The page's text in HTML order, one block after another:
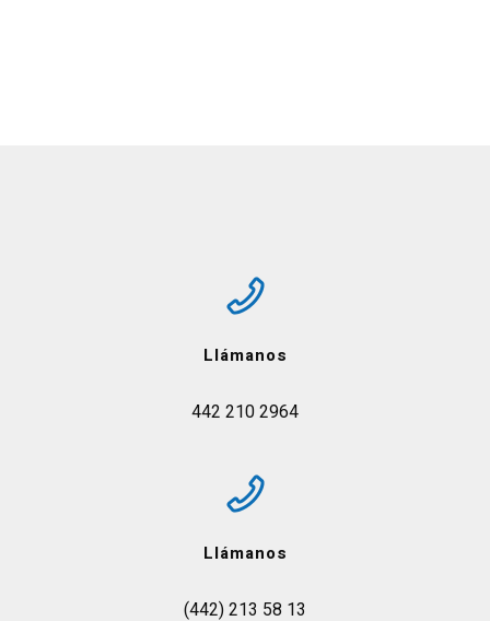
Llámanos
442 210 2964
Llámanos
(442) 213 58 13